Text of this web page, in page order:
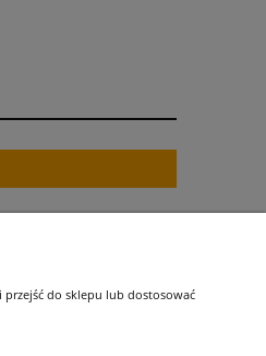
do sklepu lub dostosować